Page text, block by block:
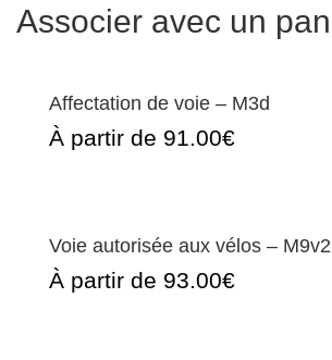
Associer avec un
Affectation de voie – M3d
À partir de 91.00€
Voie autorisée aux vélos – M9v2
À partir de 93.00€